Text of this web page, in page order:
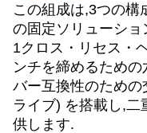
この組成は,3つの構
の固定ソリューショ
1クロス・リセス・
ンチを締めるため
バー互換性のため
ライブ) を搭載し,二
供します.